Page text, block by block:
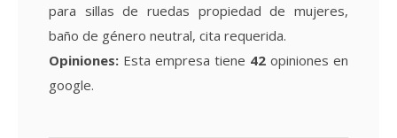
para sillas de ruedas propiedad de mujeres,
baño de género neutral, cita requerida.
Opiniones: Esta empresa tiene 42 opiniones en
google.